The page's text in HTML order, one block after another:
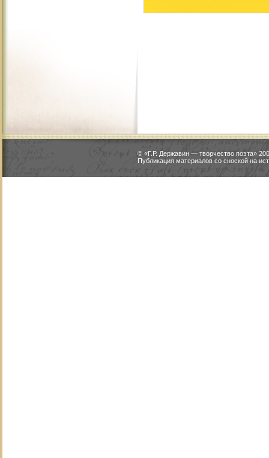
© «Г.Р. Державин — творчество поэта»
Публикация материалов со сноской на